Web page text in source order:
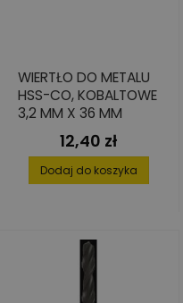
WIERTŁO DO METALU
HSS-CO, KOBALTOWE
3,2 MM X 36 MM
Cena
12,40 zł
Dodaj do koszyka